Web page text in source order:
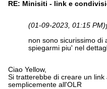
RE: Minisiti - link e
(01-09-2023, 01:15 PM)
non sono sicurissimo di
spiegarmi piu' nel
Ciao Yellow,
Si tratterebbe di creare un
semplicemente all'OLR